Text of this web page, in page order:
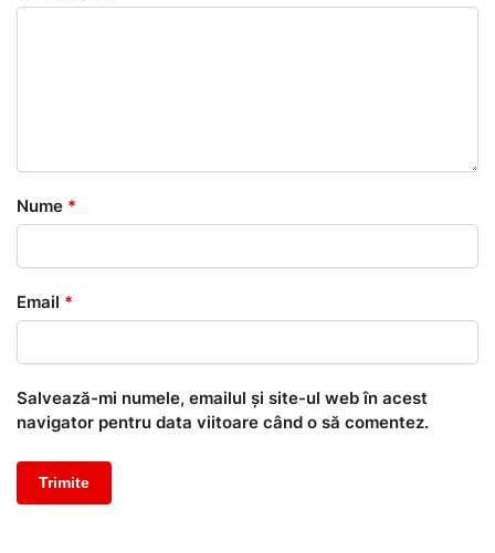
Nume *
Email *
Salvează-mi numele, emailul și site-ul web în acest
navigator pentru data viitoare când o să comentez.